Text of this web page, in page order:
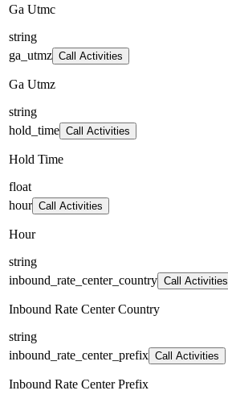
Ga Utmc
string
ga_utmz Call Activities
Ga Utmz
string
hold_time Call Activities
Hold Time
float
hour Call Activities
Hour
string
inbound_rate_center_country Call Activities
Inbound Rate Center Country
string
inbound_rate_center_prefix Call Activities
Inbound Rate Center Prefix